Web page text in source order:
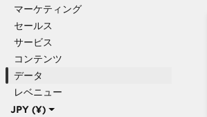
JPY (¥)
マーケティング
セールス
サービス
コンテンツ
データ
レベニュー